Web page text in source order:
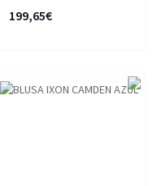
199,65€